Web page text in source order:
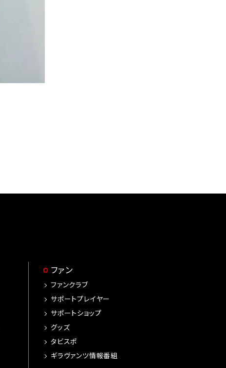
ファン
ファンクラブ
サポートプレイヤー
サポートショップ
グッズ
タビスポ
ギラヴァンツ情報番組